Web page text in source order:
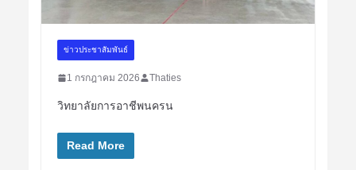
ข่าวประชาสัมพันธ์
1 กรกฎาคม 2026 Thaties
วิทยาลัยการอาชีพนครน
Read More